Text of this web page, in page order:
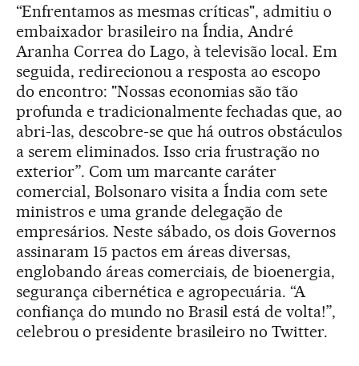
“Enfrentamos as mesmas críticas", admitiu o
embaixador brasileiro na Índia, André
Aranha Correa do Lago, à televisão local. Em
seguida, redirecionou a resposta ao escopo
do encontro: "Nossas economias são tão
profunda e tradicionalmente fechadas que, ao
abri-las, descobre-se que há outros obstáculos
a serem eliminados. Isso cria frustração no
exterior”. Com um marcante caráter
comercial, Bolsonaro visita a Índia com sete
ministros e uma grande delegação de
empresários. Neste sábado, os dois Governos
assinaram 15 pactos em áreas diversas,
englobando áreas comerciais, de bioenergia,
segurança cibernética e agropecuária. “A
confiança do mundo no Brasil está de volta!”,
celebrou o presidente brasileiro no Twitter.